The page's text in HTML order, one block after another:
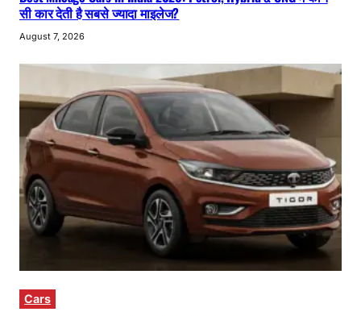
सी कार देती है सबसे ज्यादा माइलेज?
August 7, 2026
Cars